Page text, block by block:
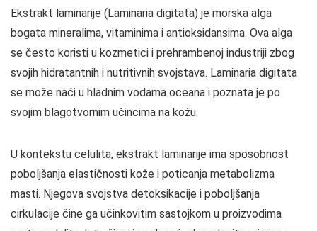
Ekstrakt laminarije (Laminaria digitata) je morska alga
bogata mineralima, vitaminima i antioksidansima. Ova alga
se često koristi u kozmetici i prehrambenoj industriji zbog
svojih hidratantnih i nutritivnih svojstava. Laminaria digitata
se može naći u hladnim vodama oceana i poznata je po
svojim blagotvornim učincima na kožu.
U kontekstu celulita, ekstrakt laminarije ima sposobnost
poboljšanja elastičnosti kože i poticanja metabolizma
masti. Njegova svojstva detoksikacije i poboljšanja
cirkulacije čine ga učinkovitim sastojkom u proizvodima